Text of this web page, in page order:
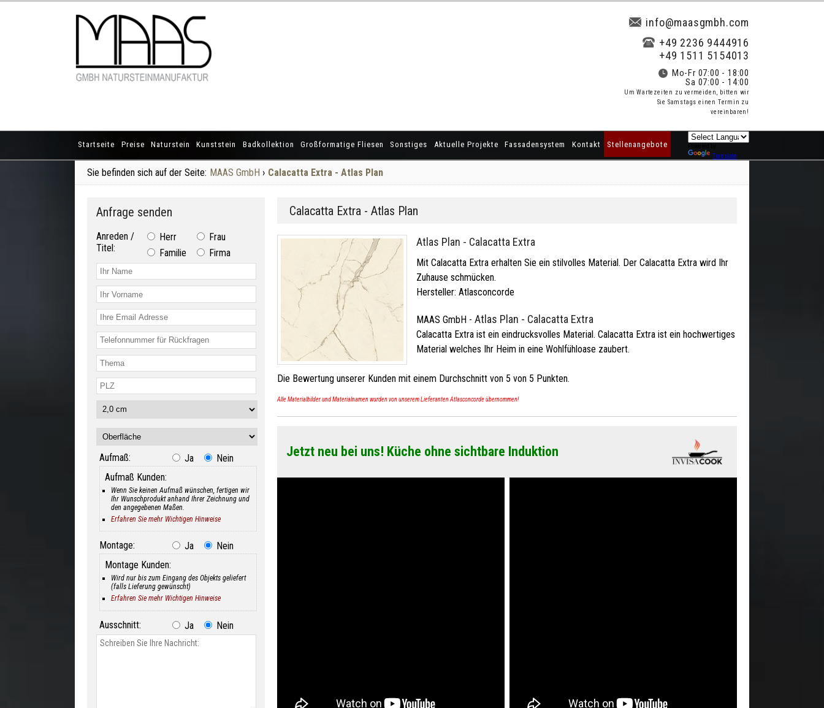
info@maasgmbh.com
+49 2236 9444916
+49 1511 5154013
Mo-Fr 07:00 - 18:00
Sa 07:00 - 14:00
Um Wartezeiten zu vermeiden, bitten wir
Sie Samstags einen Termin zu
vereinbaren!
Startseite Preise Naturstein Kunststein Badkollektion Großformatige Fliesen Sonstiges Aktuelle Projekte Fassadensystem Kontakt Stellenangebote
Translate
Sie befinden sich auf der Seite: MAAS GmbH › Calacatta Extra - Atlas Plan
Calacatta Extra - Atlas Plan
Atlas Plan - Calacatta Extra
Mit Calacatta Extra erhalten Sie ein stilvolles Material. Der Calacatta Extra wird Ihr
Zuhause schmücken.
Hersteller: Atlasconcorde
MAAS GmbH - Atlas Plan - Calacatta Extra
Calacatta Extra ist ein eindrucksvolles Material. Calacatta Extra ist ein hochwertiges
Material welches Ihr Heim in eine Wohlfühloase zaubert.
Die Bewertung unserer Kunden mit einem Durchschnitt von 5 von 5 Punkten.
Alle Materialbilder und Materialnamen wurden von unserem Lieferanten Atlasconcorde übernommen!
Jetzt neu bei uns! Küche ohne sichtbare Induktion
Anfrage senden
Anreden /
Titel:
Herr
Frau
Familie
Firma
Aufmaß: Ja
Nein
Aufmaß Kunden:
Wenn Sie keinen Aufmaß wünschen, fertigen wir
Ihr Wunschprodukt anhand Ihrer Zeichnung und
den angegebenen Maßen.
Erfahren Sie mehr Wichtigen Hinweise
Montage: Ja
Nein
Montage Kunden:
Wird nur bis zum Eingang des Objekts geliefert
(falls Lieferung gewünscht)
Erfahren Sie mehr Wichtigen Hinweise
Ausschnitt: Ja Nein